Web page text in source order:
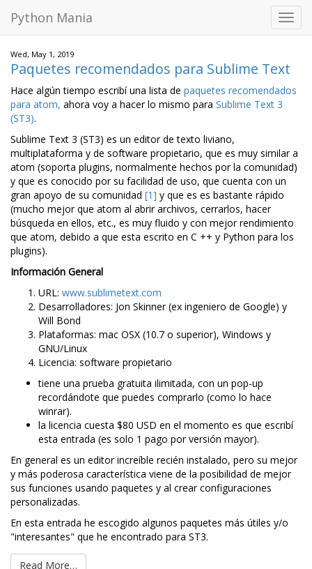
Python Mania
Wed, May 1, 2019
Paquetes recomendados para Sublime Text
Hace algún tiempo escribí una lista de paquetes recomendados
para atom, ahora voy a hacer lo mismo para Sublime Text 3
(ST3).
Sublime Text 3 (ST3) es un editor de texto liviano,
multiplataforma y de software propietario, que es muy similar a
atom (soporta plugins, normalmente hechos por la comunidad)
y que es conocido por su facilidad de uso, que cuenta con un
gran apoyo de su comunidad [1] y que es es bastante rápido
(mucho mejor que atom al abrir archivos, cerrarlos, hacer
búsqueda en ellos, etc., es muy fluido y con mejor rendimiento
que atom, debido a que esta escrito en C ++ y Python para los
plugins).
Información General
URL: www.sublimetext.com
Desarrolladores: Jon Skinner (ex ingeniero de Google) y
Will Bond
Plataformas: mac OSX (10.7 o superior), Windows y
GNU/Linux
Licencia: software propietario
tiene una prueba gratuita ilimitada, con un pop-up
recordándote que puedes comprarlo (como lo hace
winrar).
la licencia cuesta $80 USD en el momento es que escribí
esta entrada (es solo 1 pago por versión mayor).
En general es un editor increíble recién instalado, pero su mejor
y más poderosa característica viene de la posibilidad de mejor
sus funciones usando paquetes y al crear configuraciones
personalizadas.
En esta entrada he escogido algunos paquetes más útiles y/o
"interesantes" que he encontrado para ST3.
Read More…